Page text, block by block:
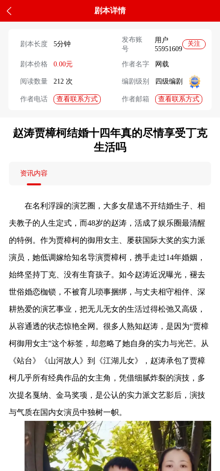
剧本详情
剧本长度 5分钟
发布账
号
用户
55951609
关注
剧本价格 0.00元 作者名字 网载
阅读数量 212 次 编剧级别 四级编剧
作者电话 查看联系方式 作者邮箱 查看联系方式
赵涛贾樟柯结婚十四年真的尽情享受丁克
生活吗
资讯内容
在名利浮躁的演艺圈，大多女星逃不开结婚生子、相
夫教子的人生定式，而48岁的赵涛，活成了娱乐圈最清醒
的特例。作为贾樟柯的御用女主、屡获国际大奖的实力派
演员，她低调嫁给知名导演贾樟柯，携手走过14年婚姻，
始终坚持丁克、没有生育孩子。如今赵涛近况曝光，褪去
世俗婚恋枷锁，不被育儿琐事捆绑，与丈夫相守相伴、深
耕热爱的演艺事业，把无儿无女的生活过得松弛又高级，
从容通透的状态惊艳全网。很多人熟知赵涛，是因为“贾樟
柯御用女主”这个标签，却忽略了她自身的实力与光芒。从
《站台》《山河故人》到《江湖儿女》，赵涛承包了贾樟
柯几乎所有经典作品的女主角，凭借细腻炸裂的演技，多
次提名戛纳、金马奖项，是公认的实力派文艺影后，演技
与气质在国内女演员中独树一帜。